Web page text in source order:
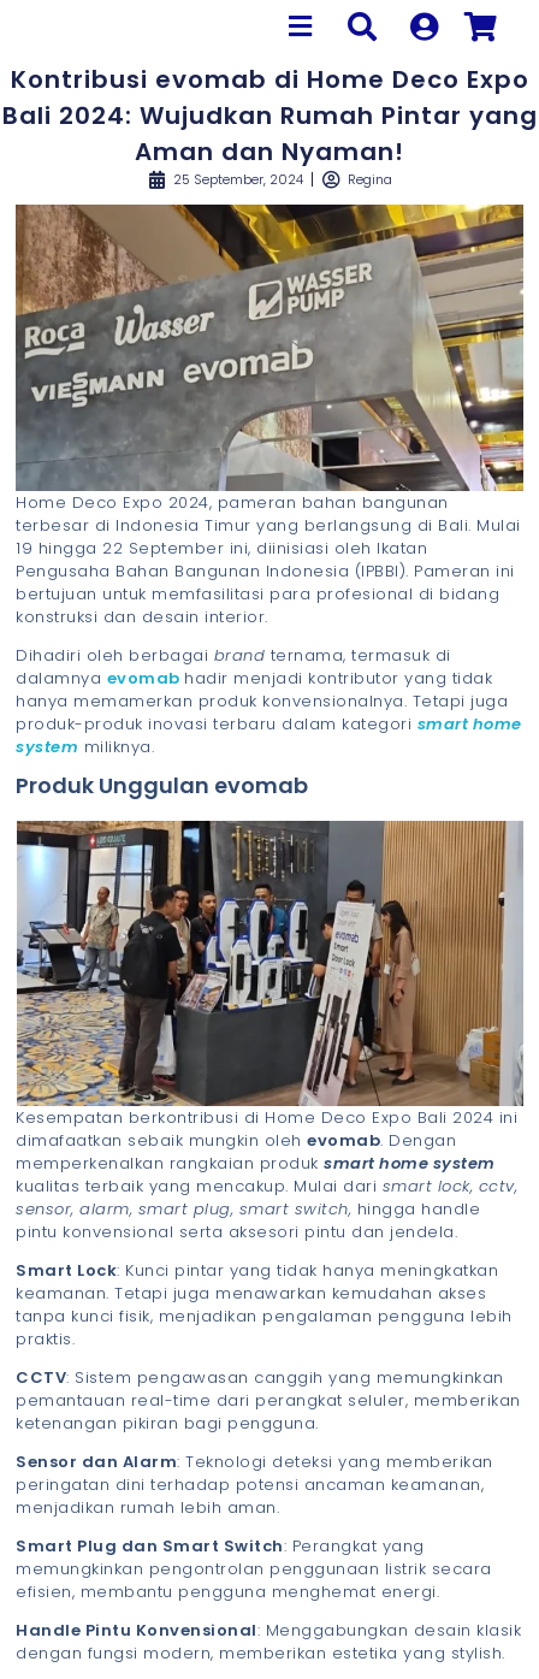
Kontribusi evomab di Home Deco Expo
Bali 2024: Wujudkan Rumah Pintar yang
Aman dan Nyaman!
25 September, 2024 Regina
Home Deco Expo 2024, pameran bahan bangunan
terbesar di Indonesia Timur yang berlangsung di Bali. Mulai
19 hingga 22 September ini, diinisiasi oleh Ikatan
Pengusaha Bahan Bangunan Indonesia (IPBBI). Pameran ini
bertujuan untuk memfasilitasi para profesional di bidang
konstruksi dan desain interior.
Dihadiri oleh berbagai brand ternama, termasuk di
dalamnya evomab hadir menjadi kontributor yang tidak
hanya memamerkan produk konvensionalnya. Tetapi juga
produk-produk inovasi terbaru dalam kategori smart home
system miliknya.
Produk Unggulan evomab
Kesempatan berkontribusi di Home Deco Expo Bali 2024 ini
dimafaatkan sebaik mungkin olehevomab. Dengan
memperkenalkan rangkaian produksmart home system
kualitas terbaik yang mencakup. Mulai dari smart lock, cctv,
sensor, alarm, smart plug, smart switch, hingga handle
pintu konvensional serta aksesori pintu dan jendela.
Smart Lock: Kunci pintar yang tidak hanya meningkatkan
keamanan. Tetapi juga menawarkan kemudahan akses
tanpa kunci fisik, menjadikan pengalaman pengguna lebih
praktis.
CCTV: Sistem pengawasan canggih yang memungkinkan
pemantauan real-time dari perangkat seluler, memberikan
ketenangan pikiran bagi pengguna.
Sensor dan Alarm: Teknologi deteksi yang memberikan
peringatan dini terhadap potensi ancaman keamanan,
menjadikan rumah lebih aman.
Smart Plug dan Smart Switch: Perangkat yang
memungkinkan pengontrolan penggunaan listrik secara
efisien, membantu pengguna menghemat energi.
Handle Pintu Konvensional: Menggabungkan desain klasik
dengan fungsi modern, memberikan estetika yang stylish.